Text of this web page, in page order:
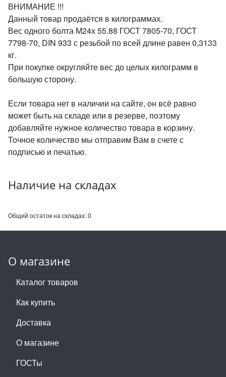
ВНИМАНИЕ !!!
Данный товар продаётся в килограммах.
Вес одного болта М24х 55.88 ГОСТ 7805-70, ГОСТ
7798-70, DIN 933 с резьбой по всей длине равен 0,3133
кг.
При покупке округляйте вес до целых килограмм в
большую сторону.
Если товара нет в наличии на сайте, он всё равно
может быть на складе или в резерве, поэтому
добавляйте нужное количество товара в корзину.
Точное количество мы отправим Вам в счете с
подписью и печатью.
Наличие на складах
Общий остаток на складах:0
О магазине
Каталог товаров
Как купить
Доставка
О магазине
ГОСТы